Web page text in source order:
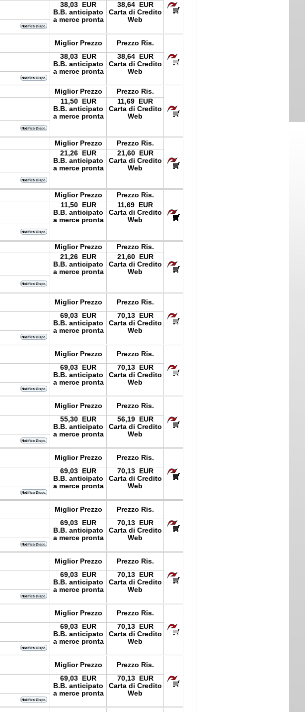
38,03 EUR
B.B. anticipato
a merce pronta
38,64 EUR
Carta di Credito
Web
Miglior Prezzo
Prezzo Ris.
38,03 EUR
B.B. anticipato
a merce pronta
38,64 EUR
Carta di Credito
Web
Miglior Prezzo
Prezzo Ris.
11,50 EUR
B.B. anticipato
a merce pronta
11,69 EUR
Carta di Credito
Web
Miglior Prezzo
Prezzo Ris.
21,26 EUR
B.B. anticipato
a merce pronta
21,60 EUR
Carta di Credito
Web
Miglior Prezzo
Prezzo Ris.
11,50 EUR
B.B. anticipato
a merce pronta
11,69 EUR
Carta di Credito
Web
Miglior Prezzo
Prezzo Ris.
21,26 EUR
B.B. anticipato
a merce pronta
21,60 EUR
Carta di Credito
Web
Miglior Prezzo
Prezzo Ris.
69,03 EUR
B.B. anticipato
a merce pronta
70,13 EUR
Carta di Credito
Web
Miglior Prezzo
Prezzo Ris.
69,03 EUR
B.B. anticipato
a merce pronta
70,13 EUR
Carta di Credito
Web
Miglior Prezzo
Prezzo Ris.
55,30 EUR
B.B. anticipato
a merce pronta
56,19 EUR
Carta di Credito
Web
Miglior Prezzo
Prezzo Ris.
69,03 EUR
B.B. anticipato
a merce pronta
70,13 EUR
Carta di Credito
Web
Miglior Prezzo
Prezzo Ris.
69,03 EUR
B.B. anticipato
a merce pronta
70,13 EUR
Carta di Credito
Web
Miglior Prezzo
Prezzo Ris.
69,03 EUR
B.B. anticipato
a merce pronta
70,13 EUR
Carta di Credito
Web
Miglior Prezzo
Prezzo Ris.
69,03 EUR
B.B. anticipato
a merce pronta
70,13 EUR
Carta di Credito
Web
Miglior Prezzo
Prezzo Ris.
69,03 EUR
B.B. anticipato
a merce pronta
70,13 EUR
Carta di Credito
Web